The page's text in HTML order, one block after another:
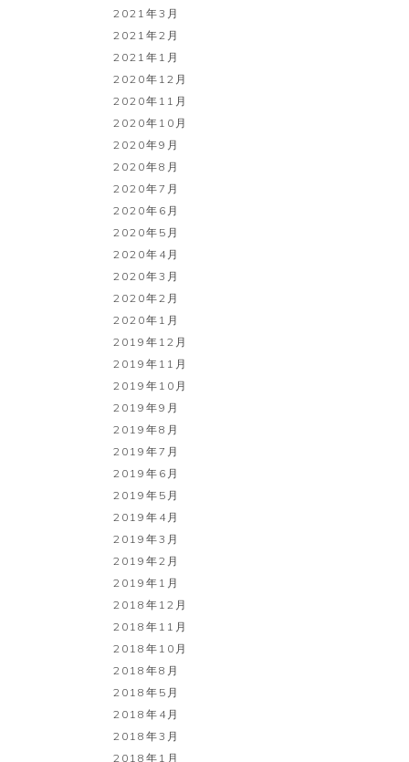
2021年3月
2021年2月
2021年1月
2020年12月
2020年11月
2020年10月
2020年9月
2020年8月
2020年7月
2020年6月
2020年5月
2020年4月
2020年3月
2020年2月
2020年1月
2019年12月
2019年11月
2019年10月
2019年9月
2019年8月
2019年7月
2019年6月
2019年5月
2019年4月
2019年3月
2019年2月
2019年1月
2018年12月
2018年11月
2018年10月
2018年8月
2018年5月
2018年4月
2018年3月
2018年1月